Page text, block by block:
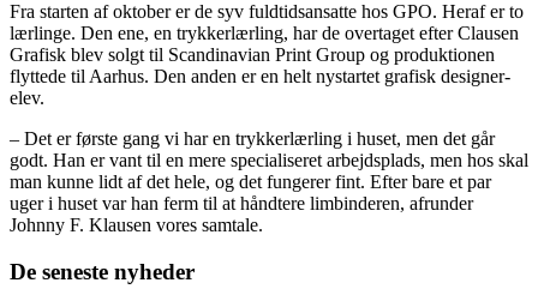
Fra starten af oktober er de syv fuldtidsansatte hos GPO. Heraf er to
lærlinge. Den ene, en trykkerlærling, har de overtaget efter Clausen
Grafisk blev solgt til Scandinavian Print Group og produktionen
flyttede til Aarhus. Den anden er en helt nystartet grafisk designer-
elev.
– Det er første gang vi har en trykkerlærling i huset, men det går
godt. Han er vant til en mere specialiseret arbejdsplads, men hos skal
man kunne lidt af det hele, og det fungerer fint. Efter bare et par
uger i huset var han ferm til at håndtere limbinderen, afrunder
Johnny F. Klausen vores samtale.
De seneste nyheder